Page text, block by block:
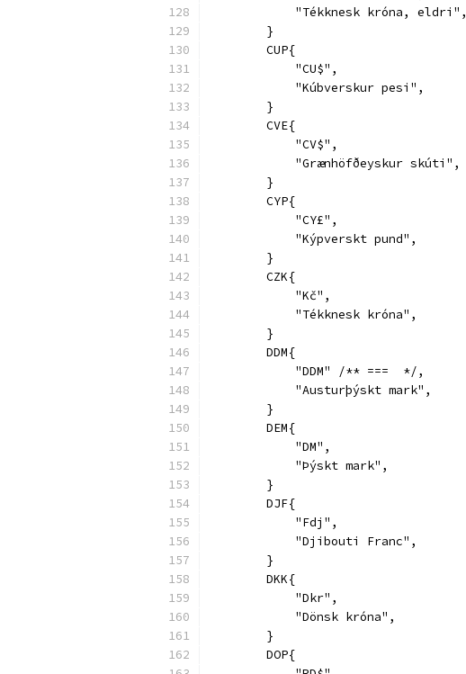
            "Tékknesk króna, eldri",
        }
        CUP{
            "CU$",
            "Kúbverskur pesi",
        }
        CVE{
            "CV$",
            "Grænhöfðeyskur skúti",
        }
        CYP{
            "CY£",
            "Kýpverskt pund",
        }
        CZK{
            "Kč",
            "Tékknesk króna",
        }
        DDM{
            "DDM" /** ===  */,
            "Austurþýskt mark",
        }
        DEM{
            "DM",
            "Þýskt mark",
        }
        DJF{
            "Fdj",
            "Djibouti Franc",
        }
        DKK{
            "Dkr",
            "Dönsk króna",
        }
        DOP{